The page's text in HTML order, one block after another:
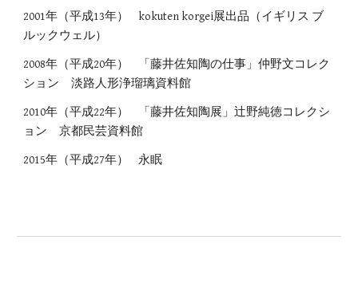
2001年（平成13年）
kokuten korgei展出品（イギリス ブ
ルックウェル）
2008年（平成20年）
「藤井佐知陶の仕事」仲野文コレク
ション 淡路人形浄瑠璃資料館
2010年（平成22年）
「藤井佐知陶展」辻野純徳コレクシ
ョン 京都民芸資料館
2015年（平成27年） 永眠